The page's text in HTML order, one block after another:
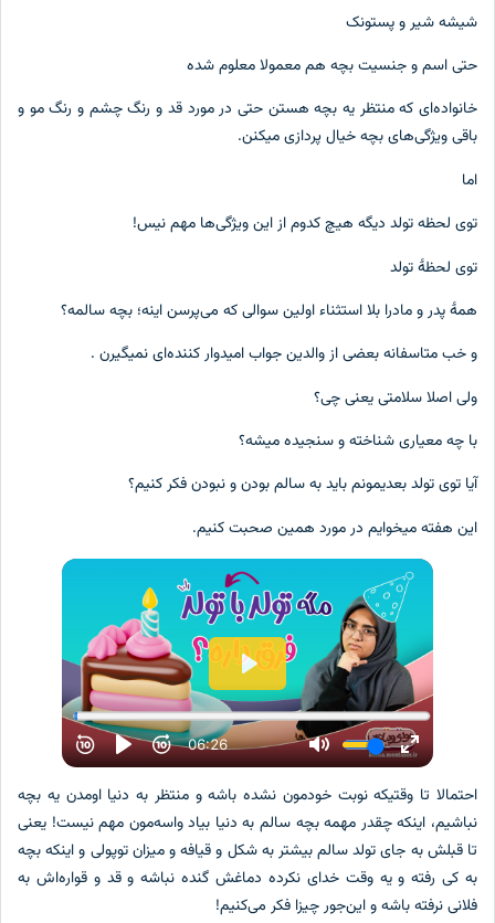
شیشه شیر و پستونک
حتی اسم و جنسیت بچه هم معمولا معلوم شده
خانواده‌ای که منتظر یه بچه هستن حتی در مورد قد و رنگ چشم و رنگ مو و
باقی ویژگی‌های بچه خیال پردازی میکنن.
اما
توی لحظه تولد دیگه هیچ کدوم از این ویژگی‌ها مهم نیس!
توی لحظۀ تولد
همۀ پدر و مادرا بلا استثناء اولین سوالی که می‌پرسن اینه؛ بچه سالمه؟
و خب متاسفانه بعضی از والدین جواب امیدوار کننده‌ای نمیگیرن .
ولی اصلا سلامتی یعنی چی؟
با چه معیاری شناخته و سنجیده میشه؟
آیا توی تولد بعدیمونم باید به سالم بودن و نبودن فکر کنیم؟
این هفته میخوایم در مورد همین صحبت کنیم.
احتمالا تا وقتیکه نوبت خودمون نشده باشه و منتظر به دنیا اومدن یه بچه
نباشیم، اینکه چقدر مهمه بچه سالم به دنیا بیاد واسه‌مون مهم نیست! یعنی
تا قبلش به جای تولد سالم بیشتر به شکل و قیافه و میزان توپولی و اینکه بچه
به کی رفته و یه وقت خدای نکرده دماغش گنده نباشه و قد و قواره‌اش به
فلانی نرفته باشه و این‌جور چیزا فکر می‌کنیم!